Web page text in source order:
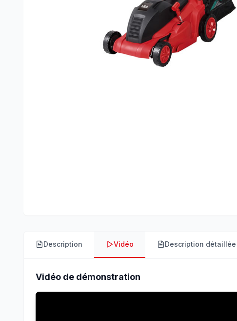
Description Vidéo Description détaillée
Vidéo de démonstration